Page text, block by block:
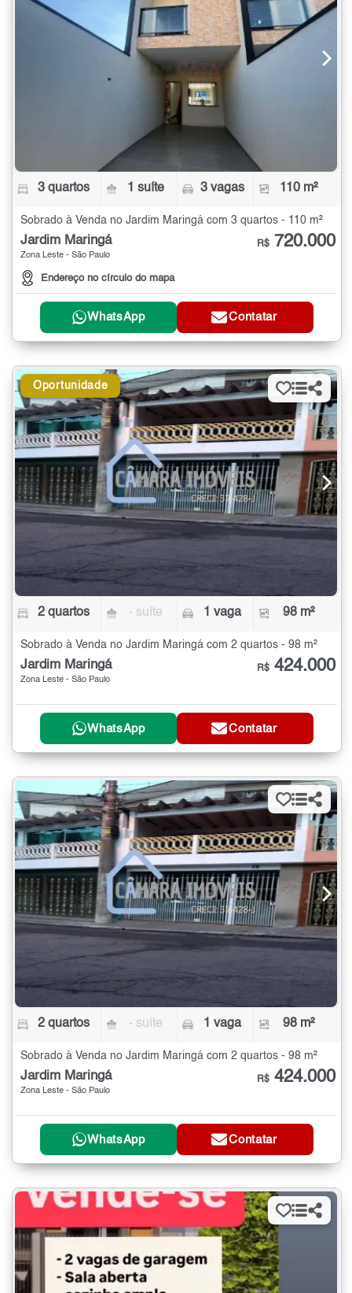
3 quartos 1 suíte 3 vagas 110 m²
Sobrado à Venda no Jardim Maringá com 3 quartos - 110 m²
Jardim Maringá
Zona Leste - São Paulo
Endereço no círculo do mapa
R$ 720.000
WhatsApp Contatar
Oportunidade
2 quartos - suíte 1 vaga 98 m²
Sobrado à Venda no Jardim Maringá com 2 quartos - 98 m²
Jardim Maringá
Zona Leste - São Paulo
R$ 424.000
WhatsApp Contatar
2 quartos - suíte 1 vaga 98 m²
Sobrado à Venda no Jardim Maringá com 2 quartos - 98 m²
Jardim Maringá
Zona Leste - São Paulo
R$ 424.000
WhatsApp Contatar